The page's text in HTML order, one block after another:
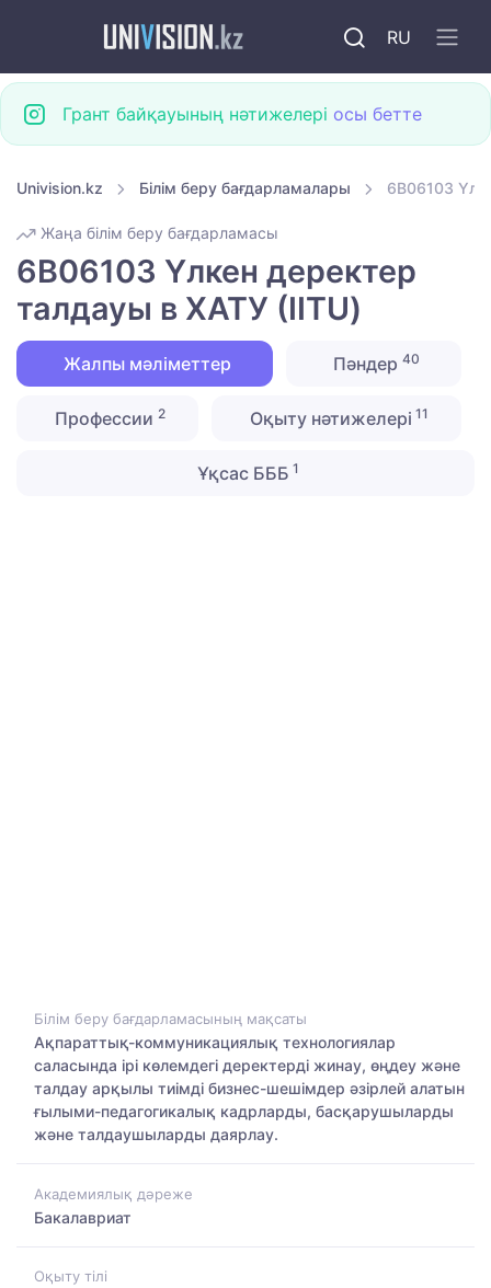
RU
Грант байқауының нәтижелері осы бетте
Univision.kz Білім беру бағдарламалары 6B06103
Жаңа білім беру бағдарламасы
6B06103 Үлкен деректер
талдауы в ХАТУ (IITU)
Жалпы мәліметтер Пәндер 40
Профессии 2 Оқыту нәтижелері 11
Ұқсас БББ 1
Білім беру бағдарламасының мақсаты
Ақпараттық-коммуникациялық технологиялар
саласында ірі көлемдегі деректерді жинау, өңдеу және
талдау арқылы тиімді бизнес-шешімдер әзірлей алатын
ғылыми-педагогикалық кадрларды, басқарушыларды
және талдаушыларды даярлау.
Академиялық дәреже
Бакалавриат
Оқыту тілі